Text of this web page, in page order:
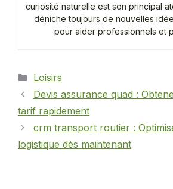
curiosité naturelle est son principal
déniche toujours de nouvelles
pour aider professionnels et
Catégories
Loisirs
Devis assurance quad :
tarif rapidement
crm transport routier :
logistique dès maintenant